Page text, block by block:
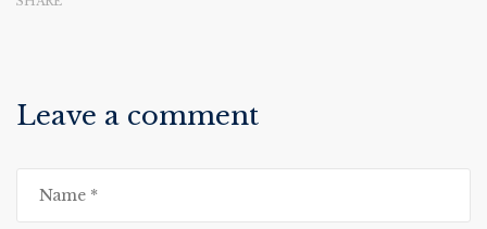
Leave a comment